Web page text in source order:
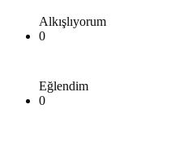
Alkışlıyorum
0
Eğlendim
0